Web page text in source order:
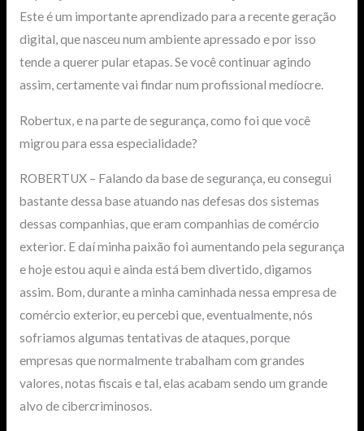
Este é um importante aprendizado para a recente geração
digital, que nasceu num ambiente apressado e por isso
tende a querer pular etapas. Se você continuar agindo
assim, certamente vai findar num profissional medíocre.
Robertux, e na parte de segurança, como foi que você
migrou para essa especialidade?
ROBERTUX – Falando da base de segurança, eu consegui
bastante dessa base atuando nas defesas dos sistemas
dessas companhias, que eram companhias de comércio
exterior. E daí minha paixão foi aumentando pela segurança
e hoje estou aqui e ainda está bem divertido, digamos
assim. Bom, durante a minha caminhada nessa empresa de
comércio exterior, eu percebi que, eventualmente, nós
sofriamos algumas tentativas de ataques, porque
empresas que normalmente trabalham com grandes
valores, notas fiscais e tal, elas acabam sendo um grande
alvo de cibercriminosos.